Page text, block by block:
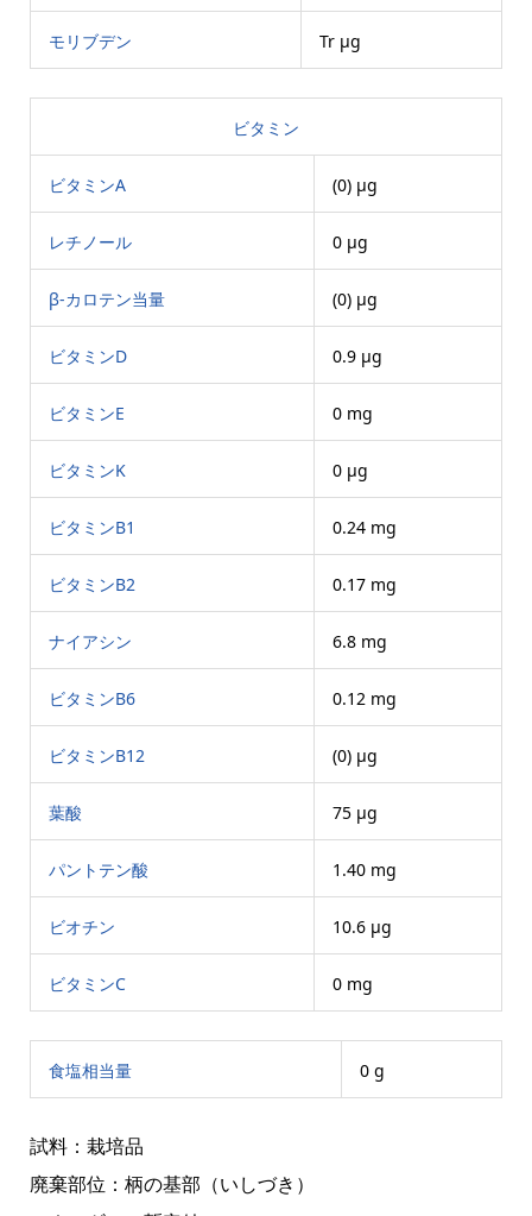
モリブデン Tr μg
ビタミン
ビタミンA (0) μg
レチノール 0 μg
β-カロテン当量 (0) μg
ビタミンD 0.9 μg
ビタミンE 0 mg
ビタミンK 0 μg
ビタミンB1 0.24 mg
ビタミンB2 0.17 mg
ナイアシン 6.8 mg
ビタミンB6 0.12 mg
ビタミンB12 (0) μg
葉酸 75 μg
パントテン酸 1.40 mg
ビオチン 10.6 μg
ビタミンC 0 mg
食塩相当量 0 g
試料：栽培品
廃棄部位：柄の基部（いしづき）